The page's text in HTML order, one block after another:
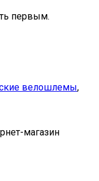
первым.
велошлемы,
магазин